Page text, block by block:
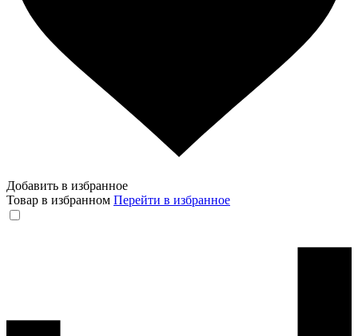
Добавить в избранное
Товар в избранном Перейти в избранное